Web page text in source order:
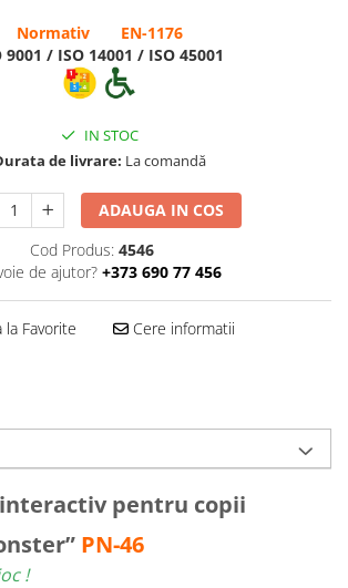
Normativ EN-1176
9001 / ISO 14001 / ISO 45001
IN STOC
de livrare: La comandă
ADAUGA IN COS
Cod Produs: 4546
de ajutor? +373 690 77 456
Favorite Cere informatii
pentru copii
PN-46
!